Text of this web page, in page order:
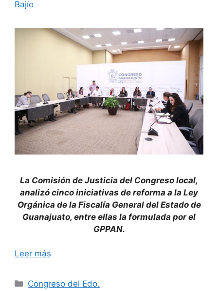
Bajío
La Comisión de Justicia del Congreso local,
analizó cinco iniciativas de reforma a la Ley
Orgánica de la Fiscalía General del Estado de
Guanajuato, entre ellas la formulada por el
GPPAN.
Leer más
Categorías
Congreso del Edo.